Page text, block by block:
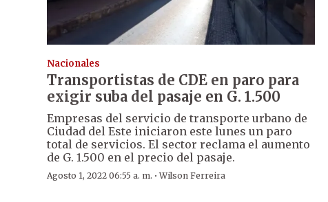
Nacionales
Transportistas de CDE en paro para
exigir suba del pasaje en G. 1.500
Empresas del servicio de transporte urbano de
Ciudad del Este iniciaron este lunes un paro
total de servicios. El sector reclama el aumento
de G. 1.500 en el precio del pasaje.
Agosto 1, 2022 06:55 a. m. ·Wilson Ferreira